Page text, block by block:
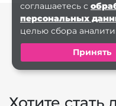
Хотите стать
соглашаетесь с
персональных
целью сбора
Принять